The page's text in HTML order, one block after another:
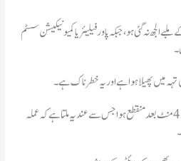
الجھ نہ گئی ہو، جبکہ پاور فیلیئر یا کمیونیکیشن سسٹم
تہہ میں پھیلا ہوا ہے اور یہ خطرناک ہے۔
انہوں نے کہا کہ ٹائٹن کا رابطہ ایک گھنٹے 45 منٹ بعد منقطع ہوا جس سے عندیہ ملتا ہے کہ عملہ